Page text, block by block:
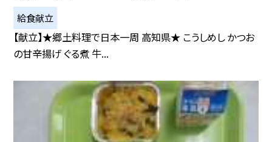
給食献立
【献立】★郷土料理で日本一周 高知県★ こうしめし かつお
の甘辛揚げ ぐる煮 牛...